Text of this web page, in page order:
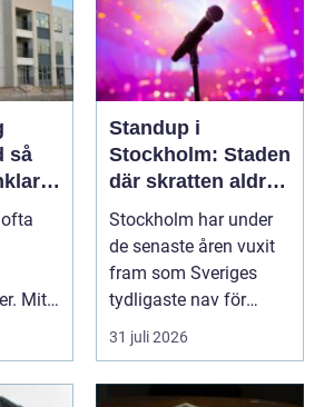
Mitt
Standup i
Stockholm: Staden
där skratten aldrig
tar paus
Stockholm har under
de senaste åren vuxit
fram som Sveriges
tydligaste nav för
livehumor....
31 juli 2026